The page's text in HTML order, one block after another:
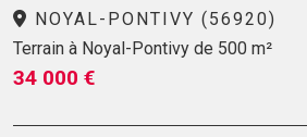
NOYAL-PONTIVY (56920)
Terrain à Noyal-Pontivy de 500 m²
34 000 €